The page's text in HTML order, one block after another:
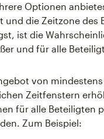
Optionen
und die Zeitzone des
ist die
und für alle
von
Zeitfenstern
für alle Beteiligten
Zum Beispiel: